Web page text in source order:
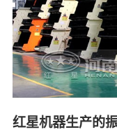
红星机器生产的